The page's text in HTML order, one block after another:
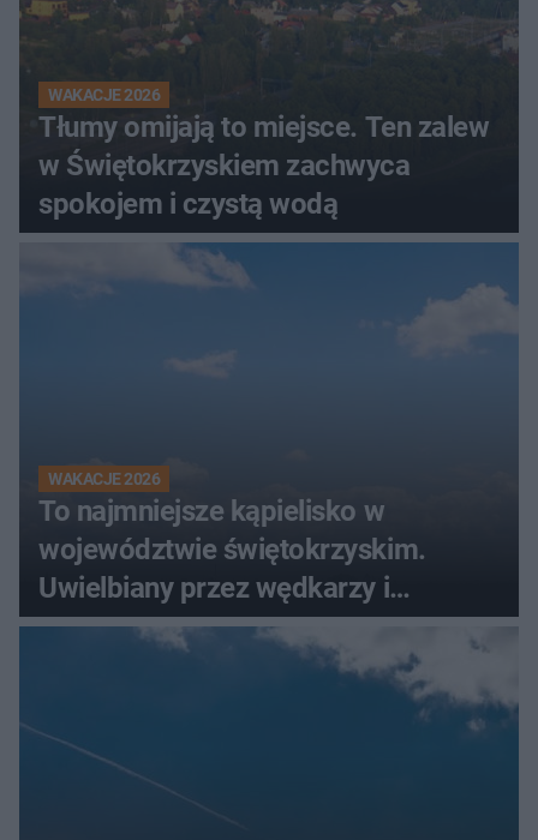
WAKACJE 2026
Tłumy omijają to miejsce. Ten zalew
w Świętokrzyskiem zachwyca
spokojem i czystą wodą
WAKACJE 2026
To najmniejsze kąpielisko w
województwie świętokrzyskim.
Uwielbiany przez wędkarzy i
turystów